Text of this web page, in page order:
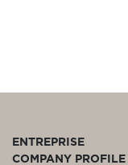
ENTREPRISE
COMPANY PROFILE